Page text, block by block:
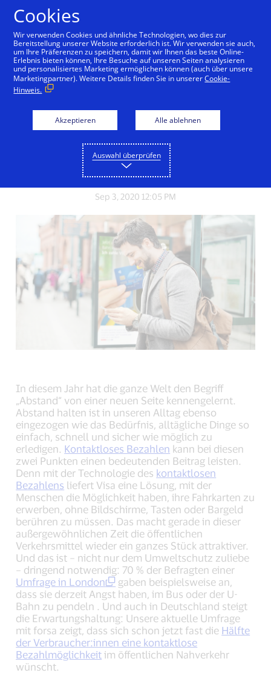
INNOVATION
Share
the
blog
on
Facebook
link,
open
new
window).
Share
blog
on
Twitter
open
new
window).
on
LinkedIn
link,
open
new
window).
Sep 3, 2020 12:05 PM
In diesem Jahr hat die ganze Welt den Begriff
„Abstand“ von einer neuen Seite kennengelernt.
Abstand halten ist in unseren Alltag ebenso
eingezogen wie das Bedürfnis, alltägliche Dinge so
einfach, schnell und sicher wie möglich zu
erledigen. Kontaktloses Bezahlen kann bei diesen
zwei Punkten einen bedeutenden Beitrag leisten.
Denn mit der Technologie des kontaktlosen
Bezahlens liefert Visa eine Lösung, mit der
Menschen die Möglichkeit haben, ihre Fahrkarten zu
erwerben, ohne Bildschirme, Tasten oder Bargeld
berühren zu müssen. Das macht gerade in dieser
außergewöhnlichen Zeit die öffentlichen
Verkehrsmittel wieder ein ganzes Stück attraktiver.
Und das ist – nicht nur dem Umweltschutz zuliebe
– dringend notwendig: 70 % der Befragten einer
Umfrage in London
gaben beispielsweise an,
dass sie derzeit Angst haben, im Bus oder der U-
Bahn zu pendeln . Und auch in Deutschland steigt
die Erwartungshaltung: Unsere aktuelle Umfrage
mit forsa zeigt, dass sich schon jetzt fast die Hälfte
der Verbraucher:innen eine kontaktlose
Bezahlmöglichkeit im öffentlichen Nahverkehr
wünscht.
Cookies
Wir verwenden Cookies und ähnliche Technologien, wo dies zur
Bereitstellung unserer Website erforderlich ist. Wir verwenden sie auch,
um Ihre Präferenzen zu speichern, damit wir Ihnen das beste Online-
Erlebnis bieten können, Ihre Besuche auf unseren Seiten analysieren
und personalisiertes Marketing ermöglichen können (auch über unsere
Marketingpartner). Weitere Details finden Sie in unsererCookie-
Hinweis.
Akzeptieren Alle ablehnen
Auswahl überprüfen